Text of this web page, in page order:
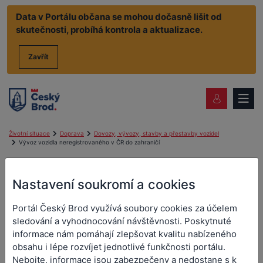
Data v Portálu občana se mohou dočasně lišit od
skutečnosti, probíhá kontrola a aktualizace.
Zavřít
Životní situace Doprava
Dovozy, vývozy, stavby a přestavby vozidel
Vývoz vozidla neregistrovaného v ČR do zahraničí
neregistrovaného v ČR do
zahraničí
Pokud chcete vyvézt jako vlastníkdosud neregistrované
vozidlo
z ČR do jiného státu, požádáte úřad o přidělení
Nastavení soukromí a cookies
Portál Český Brod využívá soubory cookies za účelem
sledování a vyhodnocování návštěvnosti. Poskytnuté
informace nám pomáhají zlepšovat kvalitu nabízeného
obsahu i lépe rozvíjet jednotlivé funkčnosti portálu.
Nebojte, informace jsou zabezpečeny a nedostane s k